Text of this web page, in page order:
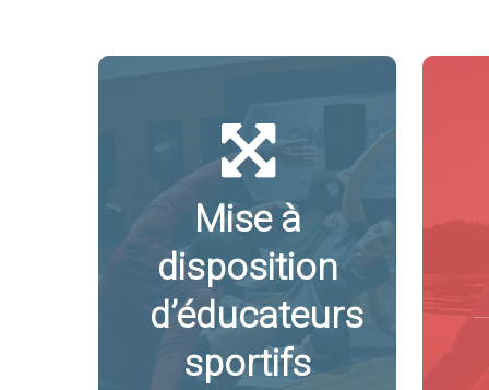
Mise à
disposition
d’éducateurs
sportifs